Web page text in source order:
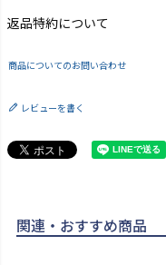
返品特約について
商品についてのお問い合わせ
レビューを書く
関連・おすすめ商品